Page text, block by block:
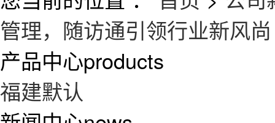
管理，随访通引领行业新风尚
产品中心products
福建默认